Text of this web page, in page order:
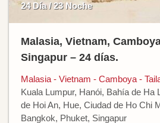
24 Día / 23 Noche
Malasia, Vietnam,
Singapur – 24 días.
Malasia - Vietnam - Camboya -
Kuala Lumpur, Hanói, Bahía de Ha
de Hoi An, Hue, Ciudad de Ho Chi
Bangkok, Phuket, Singapur